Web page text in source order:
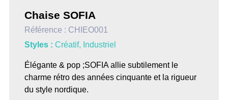
Chaise SOFIA
Référence : CHIEO001
Styles : Créatif, Industriel
Élégante & pop ;SOFIA allie subtilement le
charme rétro des années cinquante et la rigueur
du style nordique.